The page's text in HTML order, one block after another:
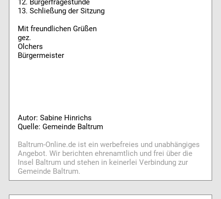
12. Bürgerfragestunde
13. Schließung der Sitzung
Mit freundlichen Grüßen
gez.
Olchers
Bürgermeister
Autor: Sabine Hinrichs
Quelle: Gemeinde Baltrum
Baltrum-Online.de ist ein werbefreies und unabhängiges
Angebot. Wir berichten ehrenamtlich und frei über die
Insel Baltrum und stehen in keinerlei Verbindung zur
Gemeinde Baltrum.